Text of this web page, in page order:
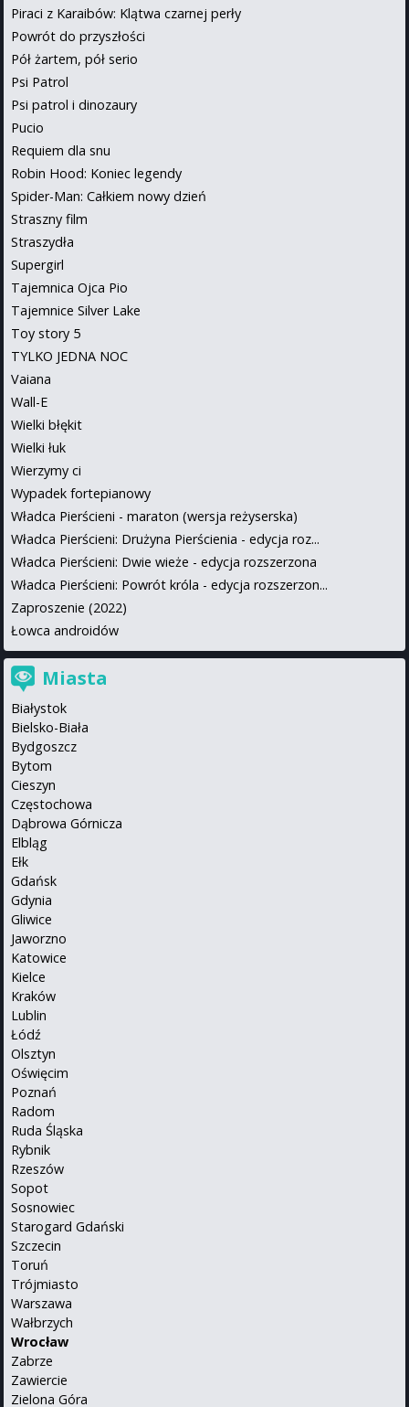
Piraci z Karaibów: Klątwa czarnej perły
Powrót do przyszłości
Pół żartem, pół serio
Psi Patrol
Psi patrol i dinozaury
Pucio
Requiem dla snu
Robin Hood: Koniec legendy
Spider-Man: Całkiem nowy dzień
Straszny film
Straszydła
Supergirl
Tajemnica Ojca Pio
Tajemnice Silver Lake
Toy story 5
TYLKO JEDNA NOC
Vaiana
Wall-E
Wielki błękit
Wielki łuk
Wierzymy ci
Wypadek fortepianowy
Władca Pierścieni - maraton (wersja reżyserska)
Władca Pierścieni: Drużyna Pierścienia - edycja roz...
Władca Pierścieni: Dwie wieże - edycja rozszerzona
Władca Pierścieni: Powrót króla - edycja rozszerzon...
Zaproszenie (2022)
Łowca androidów
Miasta
Białystok
Bielsko-Biała
Bydgoszcz
Bytom
Cieszyn
Częstochowa
Dąbrowa Górnicza
Elbląg
Ełk
Gdańsk
Gdynia
Gliwice
Jaworzno
Katowice
Kielce
Kraków
Lublin
Łódź
Olsztyn
Oświęcim
Poznań
Radom
Ruda Śląska
Rybnik
Rzeszów
Sopot
Sosnowiec
Starogard Gdański
Szczecin
Toruń
Trójmiasto
Warszawa
Wałbrzych
Wrocław
Zabrze
Zawiercie
Zielona Góra